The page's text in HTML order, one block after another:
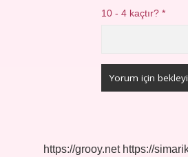
10 - 4 kaçtır? *
https://grooy.net https://